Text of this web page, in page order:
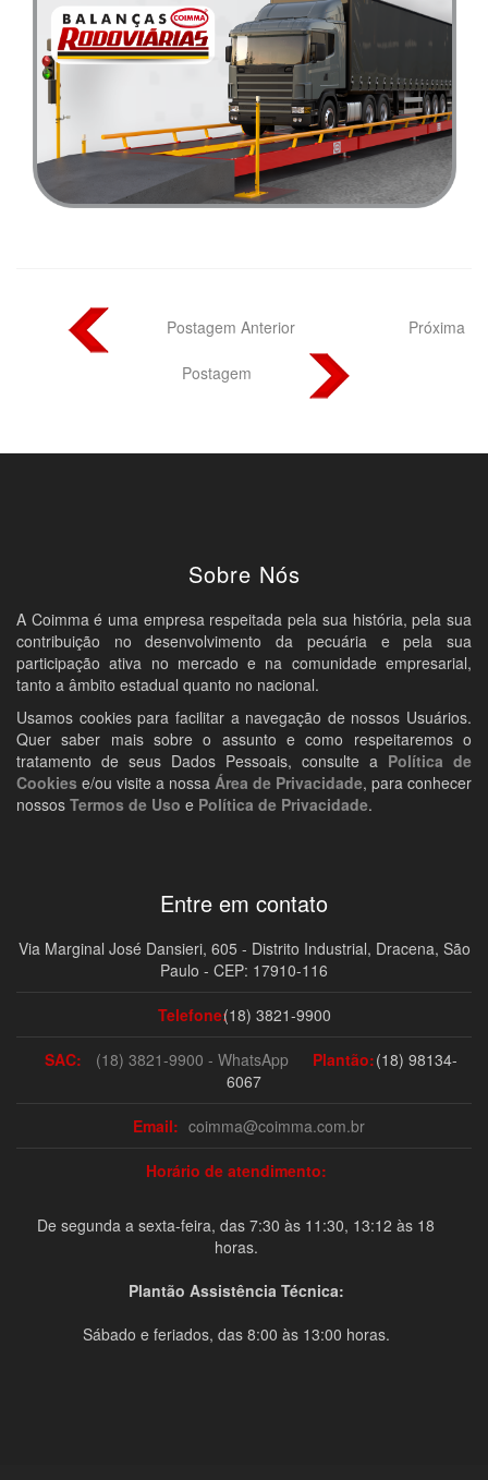
Postagem Anterior Próxima
Postagem
Sobre Nós
A Coimma é uma empresa respeitada pela sua história, pela sua
contribuição no desenvolvimento da pecuária e pela sua
participação ativa no mercado e na comunidade empresarial,
tanto a âmbito estadual quanto no nacional.
Usamos cookies para facilitar a navegação de nossos Usuários.
Quer saber mais sobre o assunto e como respeitaremos o
tratamento de seus Dados Pessoais, consulte a Política de
Cookies e/ou visite a nossa Área de Privacidade, para conhecer
nossos Termos de Uso e Política de Privacidade.
Entre em contato
Via Marginal José Dansieri, 605 - Distrito Industrial, Dracena, São
Paulo - CEP: 17910-116
Telefone:(18) 3821-9900
SAC: (18) 3821-9900 - WhatsApp Plantão:(18) 98134-
6067
Email: coimma@coimma.com.br
Horário de atendimento:
De segunda a sexta-feira, das 7:30 às 11:30, 13:12 às 18
horas.
Plantão Assistência Técnica:
Sábado e feriados, das 8:00 às 13:00 horas.